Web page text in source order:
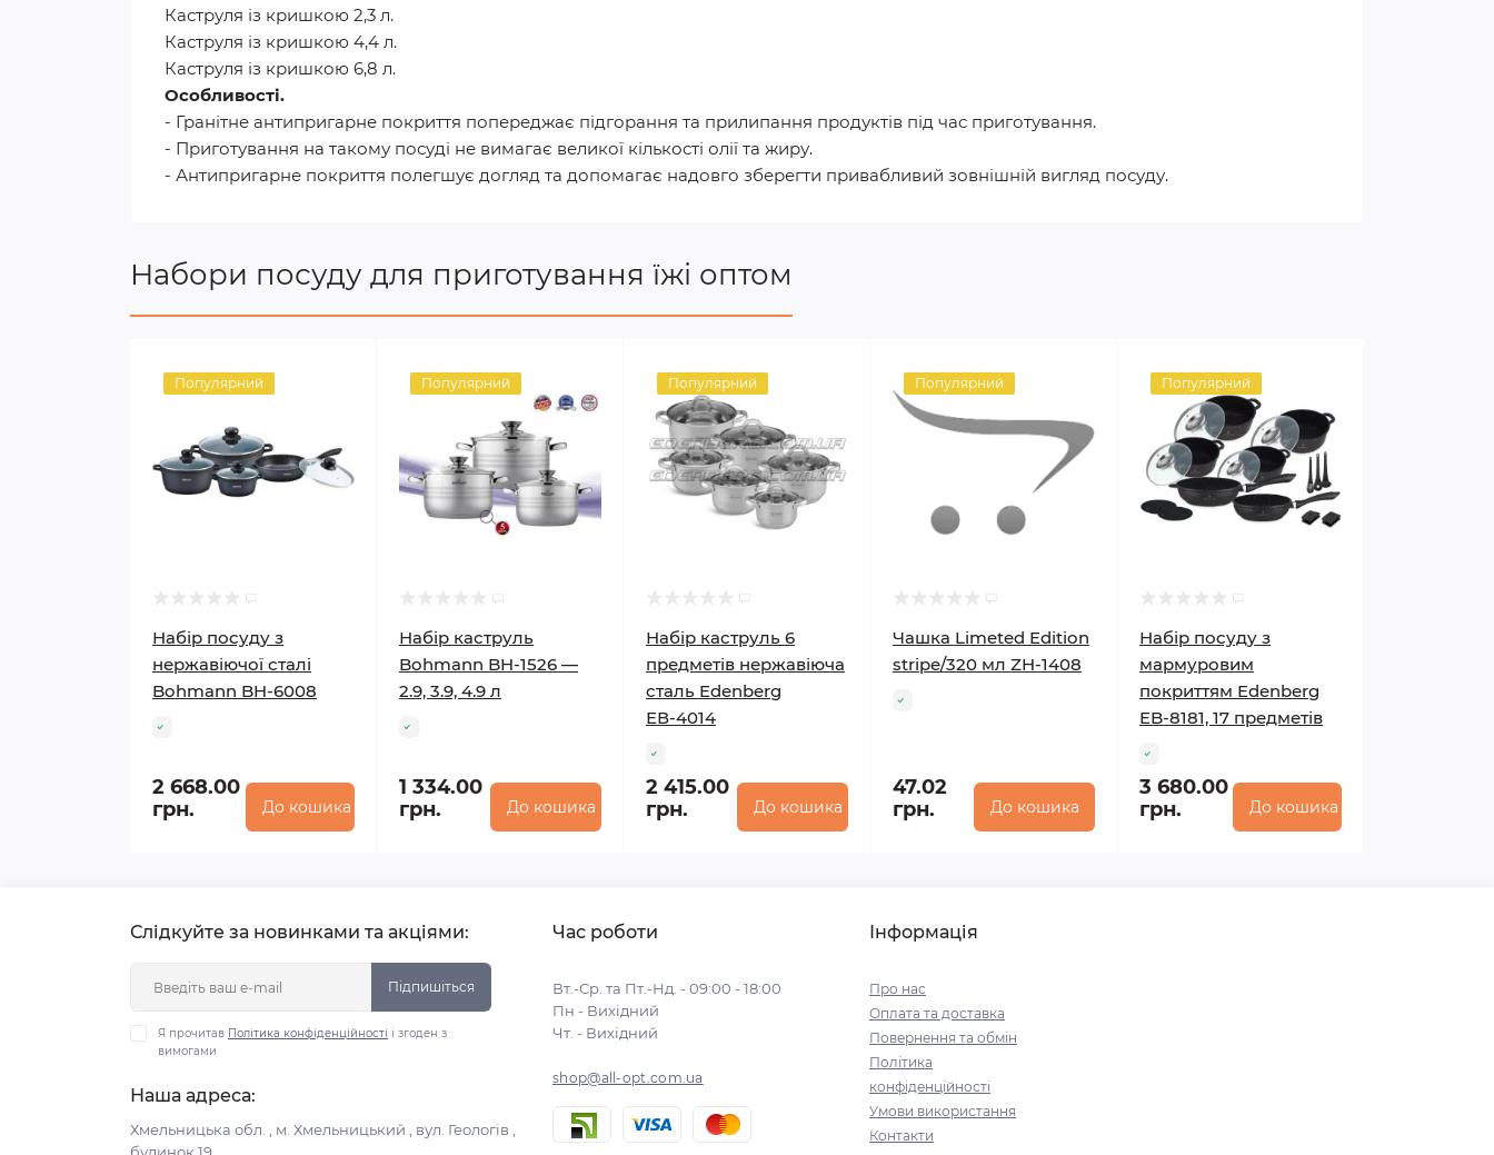
Каструля із кришкою 2,3 л.
Каструля із кришкою 4,4 л.
Каструля із кришкою 6,8 л.
Особливості.
- Гранітне антипригарне покриття попереджає підгорання та прилипання продуктів під час приготування.
- Приготування на такому посуді не вимагає великої кількості олії та жиру.
- Антипригарне покриття полегшує догляд та допомагає надовго зберегти привабливий зовнішній вигляд посуду.
Набори посуду для приготування їжі оптом
Популярний
Набір посуду з
нержавіючої сталі
Bohmann BH-6008
2 668.00
грн.
До кошика
Популярний
Набір каструль
Bohmann BH-1526 —
2.9, 3.9, 4.9 л
1 334.00
грн.
До кошика
Популярний
Набір каструль 6
предметів нержавіюча
сталь Edenberg
ЕВ-4014
2 415.00
грн.
До кошика
Популярний
Чашка Limeted Edition
stripe/320 мл ZH-1408
47.02
грн.
До кошика
Популярний
Набір посуду з
мармуровим
покриттям Edenberg
EB-8181, 17 предметів
3 680.00
грн.
До кошика
Слідкуйте за новинками та акціями:
Підпишіться
Я прочитав Політика конфіденційності і згоден з
вимогами
Наша адреса:
Хмельницька обл. , м. Хмельницький , вул. Геологів ,
Час роботи
Вт.-Ср. та Пт.-Нд. - 09:00 - 18:00
Пн - Вихідний
Чт. - Вихідний
shop@all-opt.com.ua
Інформація
Про нас
Оплата та доставка
Повернення та обмін
Політика
конфіденційності
Умови використання
Контакти